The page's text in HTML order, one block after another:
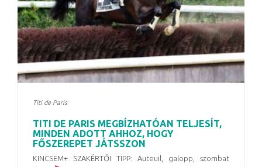
Titi de Paris
TITI DE PARIS MEGBÍZHATÓAN TELJESÍT,
MINDEN ADOTT AHHOZ, HOGY
FŐSZEREPET JÁTSSZON
KINCSEM+ SZAKÉRTŐI TIPP: Auteuil, galopp, szombat